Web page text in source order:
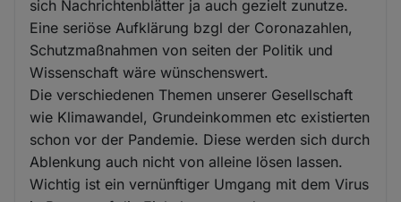
sich Nachrichtenblätter ja auch gezielt zunutze.
Eine seriöse Aufklärung bzgl der Coronazahlen,
Schutzmaßnahmen von seiten der Politik und
Wissenschaft wäre wünschenswert.
Die verschiedenen Themen unserer Gesellschaft
wie Klimawandel, Grundeinkommen etc existierten
schon vor der Pandemie. Diese werden sich durch
Ablenkung auch nicht von alleine lösen lassen.
Wichtig ist ein vernünftiger Umgang mit dem Virus